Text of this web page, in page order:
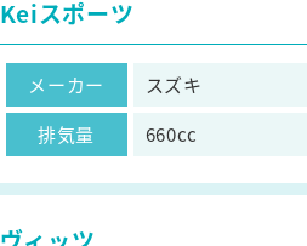
Keiスポーツ
メーカー スズキ
排気量
660cc
ヴィッツ